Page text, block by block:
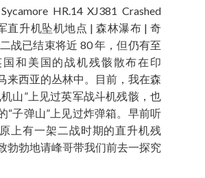
HR.14 XJ381 Crashed
直升机坠机地点 | 森林瀑布 | 奇
战已结束将近 80 年，但仍有至
国和美国的战机残骸散布在印
来西亚的丛林中。目前，我在森
山”上见过英军战斗机残骸，也
“子弹山”上见过炸弹箱。早前听
上有一架二战时期的直升机残
勃勃地请峰哥带我们前去一探究